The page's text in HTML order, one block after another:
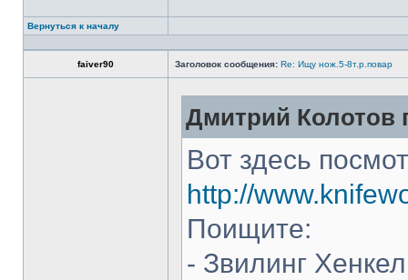
Вернуться к началу
faiver90 Заголовок сообщения: Re: Ищу нож.5-8т.р.повар
Дмитрий Колотов
Вот здесь
http://
Поищите:
- Звилинг